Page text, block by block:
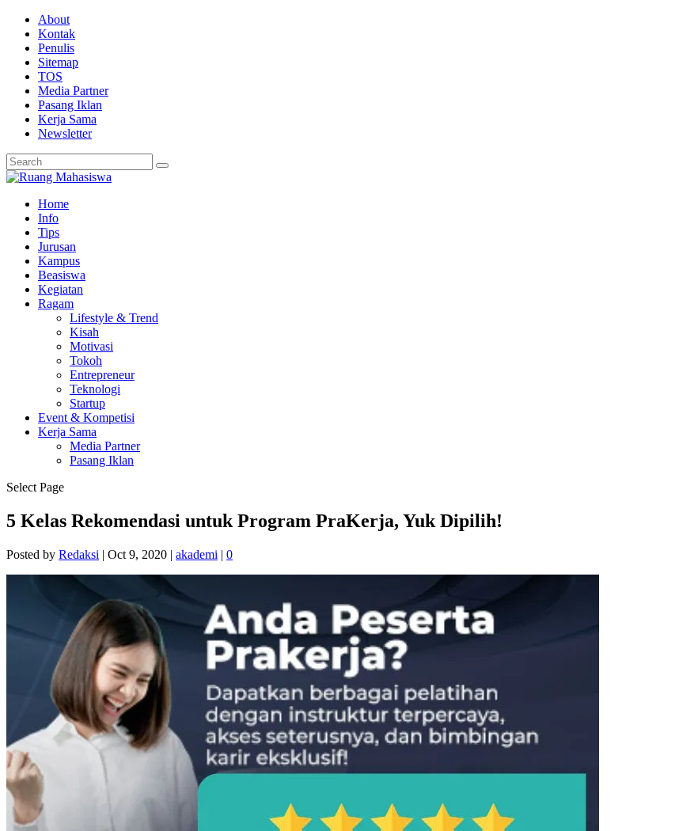
About
Kontak
Penulis
Sitemap
TOS
Media Partner
Pasang Iklan
Kerja Sama
Newsletter
Home
Info
Tips
Jurusan
Kampus
Beasiswa
Kegiatan
Ragam
Lifestyle & Trend
Kisah
Motivasi
Tokoh
Entrepreneur
Teknologi
Startup
Event & Kompetisi
Kerja Sama
Media Partner
Pasang Iklan
Select Page
5 Kelas Rekomendasi untuk Program PraKerja, Yuk Dipilih!
Posted by Redaksi | Oct 9, 2020 | akademi | 0